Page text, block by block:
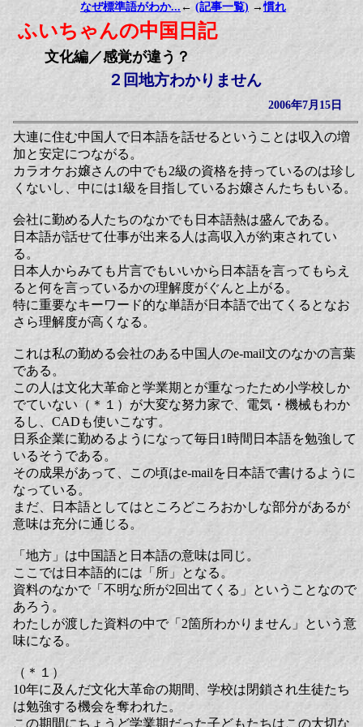
なぜ標準語がわか... ← (記事一覧) →慣れ
ふいちゃんの中国日記
文化編／感覚が違う？
２回地方わかりません
2006年7月15日
大連に住む中国人で日本語を話せるということは収入の増
加と安定につながる。
カラオケお嬢さんの中でも2級の資格を持っているのは珍し
くないし、中には1級を目指しているお嬢さんたちもいる。
会社に勤める人たちのなかでも日本語熱は盛んである。
日本語が話せて仕事が出来る人は高収入が約束されてい
る。
日本人からみても片言でもいいから日本語を言ってもらえ
ると何を言っているかの理解度がぐんと上がる。
特に重要なキーワード的な単語が日本語で出てくるとなお
さら理解度が高くなる。
これは私の勤める会社のある中国人のe-mail文のなかの言葉
である。
この人は文化大革命と学業期とが重なったため小学校しか
でていない（＊１）が大変な努力家で、電気・機械もわか
るし、CADも使いこなす。
日系企業に勤めるようになって毎日1時間日本語を勉強して
いるそうである。
その成果があって、この頃はe-mailを日本語で書けるように
なっている。
まだ、日本語としてはところどころおかしな部分があるが
意味は充分に通じる。
「地方」は中国語と日本語の意味は同じ。
ここでは日本語的には「所」となる。
資料のなかで「不明な所が2回出てくる」ということなので
あろう。
わたしが渡した資料の中で「2箇所わかりません」という意
味になる。
（＊１）
10年に及んだ文化大革命の期間、学校は閉鎖され生徒たち
は勉強する機会を奪われた。
この期間にちょうど学業期だった子どもたちはこの大切な